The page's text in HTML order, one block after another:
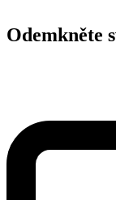
Odemkněte